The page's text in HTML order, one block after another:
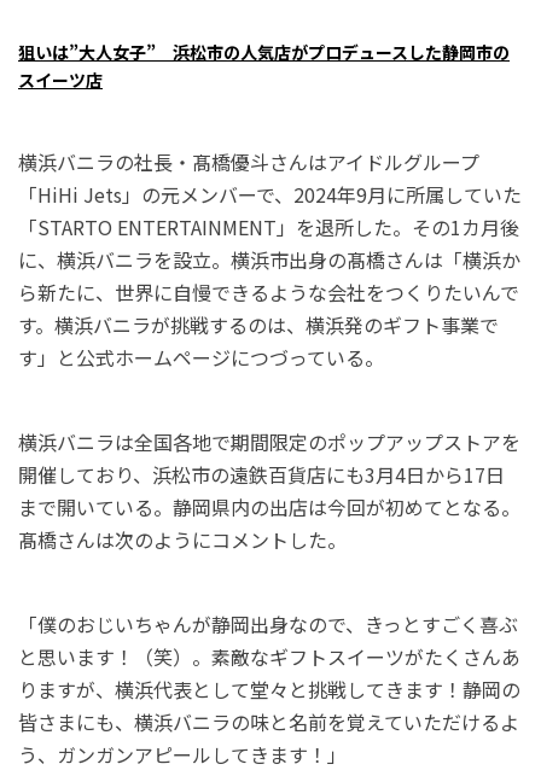
狙いは”大人女子” 浜松市の人気店がプロデュースした静岡市の
スイーツ店
横浜バニラの社長・髙橋優斗さんはアイドルグループ
「HiHi Jets」の元メンバーで、2024年9月に所属していた
「STARTO ENTERTAINMENT」を退所した。その1カ月後
に、横浜バニラを設立。横浜市出身の髙橋さんは「横浜か
ら新たに、世界に自慢できるような会社をつくりたいんで
す。横浜バニラが挑戦するのは、横浜発のギフト事業で
す」と公式ホームページにつづっている。
横浜バニラは全国各地で期間限定のポップアップストアを
開催しており、浜松市の遠鉄百貨店にも3月4日から17日
まで開いている。静岡県内の出店は今回が初めてとなる。
髙橋さんは次のようにコメントした。
「僕のおじいちゃんが静岡出身なので、きっとすごく喜ぶ
と思います！（笑）。素敵なギフトスイーツがたくさんあ
りますが、横浜代表として堂々と挑戦してきます！静岡の
皆さまにも、横浜バニラの味と名前を覚えていただけるよ
う、ガンガンアピールしてきます！」